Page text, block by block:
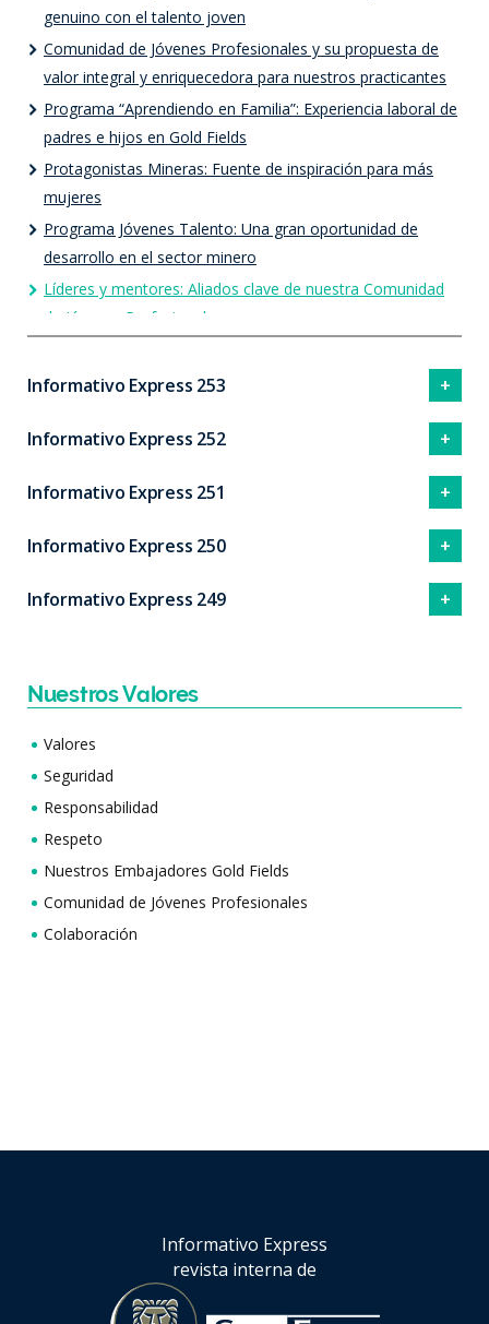
genuino con el talento joven
Comunidad de Jóvenes Profesionales y su propuesta de
valor integral y enriquecedora para nuestros practicantes
Programa “Aprendiendo en Familia”: Experiencia laboral de
padres e hijos en Gold Fields
Protagonistas Mineras: Fuente de inspiración para más
mujeres
Programa Jóvenes Talento: Una gran oportunidad de
desarrollo en el sector minero
Líderes y mentores: Aliados clave de nuestra Comunidad
de Jóvenes Profesionales
Informativo Express 253
Informativo Express 252
Informativo Express 251
Informativo Express 250
Informativo Express 249
Nuestros Valores
Valores
Seguridad
Responsabilidad
Respeto
Nuestros Embajadores Gold Fields
Comunidad de Jóvenes Profesionales
Colaboración
Informativo Express
revista interna de